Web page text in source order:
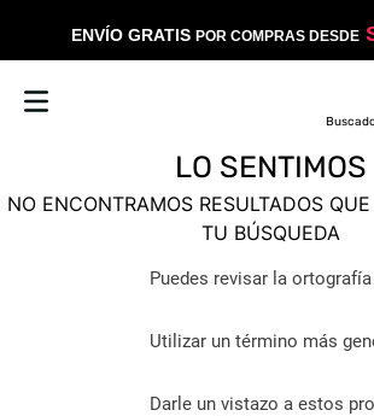
ENVÍO GRATIS POR COMPRAS DESDE
LO SENTIMOS
NO ENCONTRAMOS RESULTADOS
TU BÚSQUEDA
Puedes revisar la ortografía
Utilizar un término más
Darle un vistazo a estos